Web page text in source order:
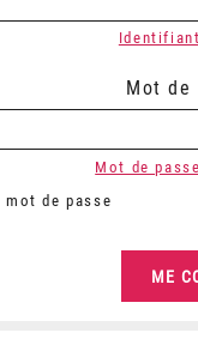
Mot de
mot de passe
Mot de